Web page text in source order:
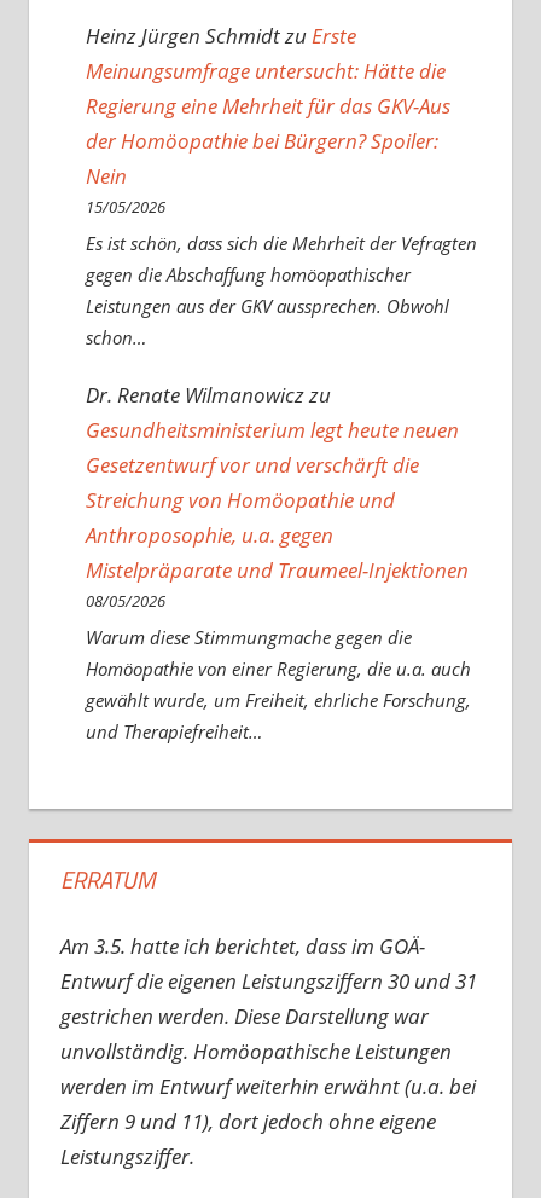
Heinz Jürgen SchmidtzuErste
Meinungsumfrage untersucht: Hätte die
Regierung eine Mehrheit für das GKV-Aus
der Homöopathie bei Bürgern? Spoiler:
Nein
15/05/2026
Es ist schön, dass sich die Mehrheit der Vefragten
gegen die Abschaffung homöopathischer
Leistungen aus der GKV aussprechen. Obwohl
schon…
Dr. Renate Wilmanowiczzu
Gesundheitsministerium legt heute neuen
Gesetzentwurf vor und verschärft die
Streichung von Homöopathie und
Anthroposophie, u.a. gegen
Mistelpräparate und Traumeel-Injektionen
08/05/2026
Warum diese Stimmungmache gegen die
Homöopathie von einer Regierung, die u.a. auch
gewählt wurde, um Freiheit, ehrliche Forschung,
und Therapiefreiheit…
ERRATUM
Am 3.5. hatte ich berichtet, dass im GOÄ-
Entwurf die eigenen Leistungsziffern 30 und 31
gestrichen werden. Diese Darstellung war
unvollständig. Homöopathische Leistungen
werden im Entwurf weiterhin erwähnt (u.a. bei
Ziffern 9 und 11), dort jedoch ohne eigene
Leistungsziffer.